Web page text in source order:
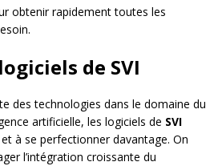
obtenir rapidement toutes les
de SVI
des technologies dans le domaine du
artificielle, les logiciels de SVI
à se perfectionner davantage. On
l’intégration croissante du